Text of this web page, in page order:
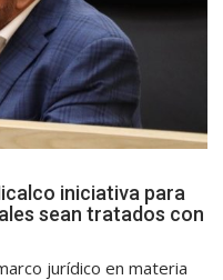
iniciativa para
sean tratados con
jurídico en materia